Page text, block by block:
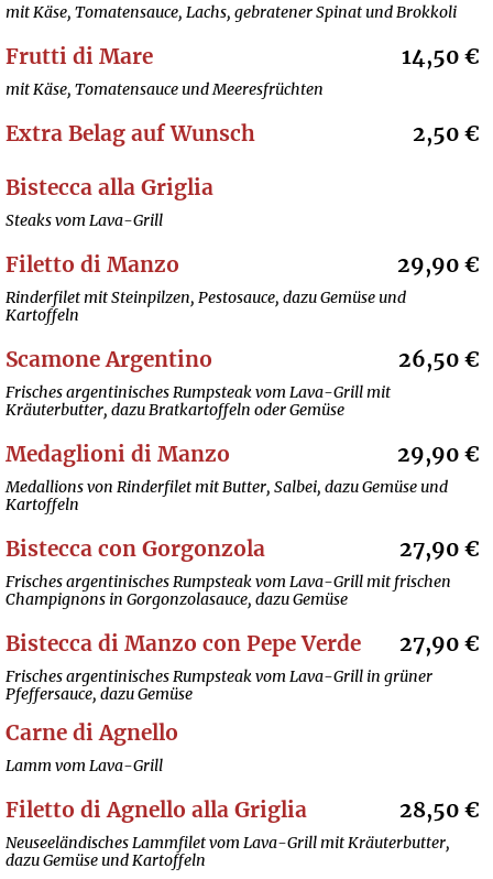
mit Käse, Tomatensauce, Lachs, gebratener Spinat und Brokkoli
Frutti di Mare 14,50 €
mit Käse, Tomatensauce und Meeresfrüchten
Extra Belag auf Wunsch 2,50 €
Bistecca alla Griglia
Steaks vom Lava-Grill
Filetto di Manzo 29,90 €
Rinderfilet mit Steinpilzen, Pestosauce, dazu Gemüse und
Kartoffeln
Scamone Argentino 26,50 €
Frisches argentinisches Rumpsteak vom Lava-Grill mit
Kräuterbutter, dazu Bratkartoffeln oder Gemüse
Medaglioni di Manzo 29,90 €
Medallions von Rinderfilet mit Butter, Salbei, dazu Gemüse und
Kartoffeln
Bistecca con Gorgonzola 27,90 €
Frisches argentinisches Rumpsteak vom Lava-Grill mit frischen
Champignons in Gorgonzolasauce, dazu Gemüse
Bistecca di Manzo con Pepe Verde 27,90 €
Frisches argentinisches Rumpsteak vom Lava-Grill in grüner
Pfeffersauce, dazu Gemüse
Carne di Agnello
Lamm vom Lava-Grill
Filetto di Agnello alla Griglia 28,50 €
Neuseeländisches Lammfilet vom Lava-Grill mit Kräuterbutter,
dazu Gemüse und Kartoffeln